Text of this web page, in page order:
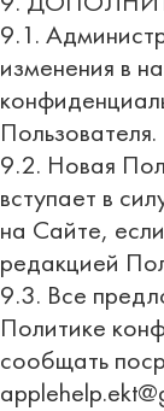
9.1.
изменения в
Пользователя.
9.2. Новая
вступает в
на Сайте,
редакцией
9.3. Все
Политике
сообщать